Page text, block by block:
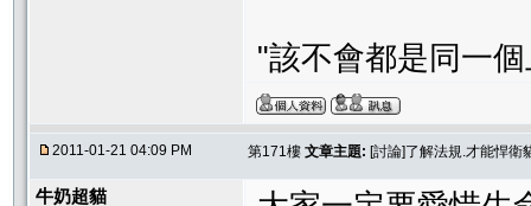
"該不會都是同一
2011-01-21 04:09 PM 第171樓 文章主題: [討論]了解法規.才能悍衛
牛奶超貓